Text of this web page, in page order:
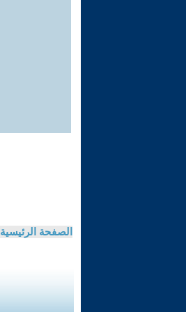
الصفحة الرئيسية